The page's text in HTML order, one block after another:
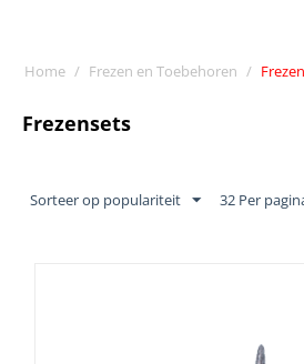
Home / Frezen en Toebehoren /
Frezensets
Sorteer op populariteit 32 Per